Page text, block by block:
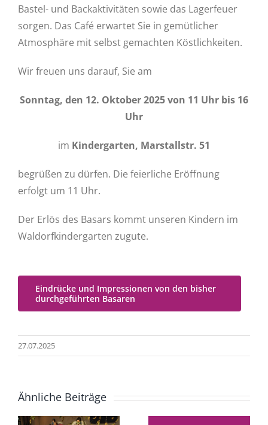
Bastel- und Backaktivitäten sowie das Lagerfeuer
sorgen. Das Café erwartet Sie in gemütlicher
Atmosphäre mit selbst gemachten Köstlichkeiten.
Wir freuen uns darauf, Sie am
Sonntag, den 12. Oktober 2025 von 11 Uhr bis 16
Uhr
im Kindergarten, Marstallstr. 51
begrüßen zu dürfen. Die feierliche Eröffnung
erfolgt um 11 Uhr.
Der Erlös des Basars kommt unseren Kindern im
Waldorfkindergarten zugute.
Eindrücke und Impressionen von den bisher
durchgeführten Basaren
27.07.2025
Ähnliche Beiträge
können
wir aus
liebvollen
Autorität
„Die
Wirkung
von
und